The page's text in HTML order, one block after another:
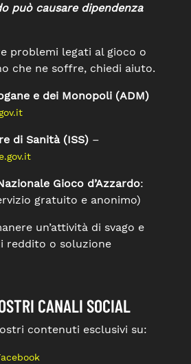
può causare dipendenza
problemi legati al gioco o
che ne soffre, chiedi aiuto.
e dei Monopoli (ADM)
di Sanità (ISS)–
Gioco d’Azzardo:
gratuito e anonimo)
un’attività di svago e
reddito o soluzione
CANALI SOCIAL
contenuti esclusivi su: